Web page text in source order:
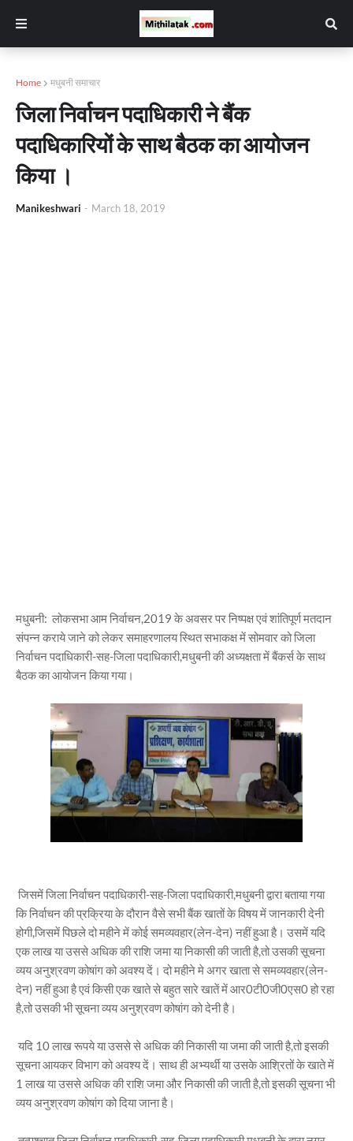
Home मधुबनी समाचार
जिला निर्वाचन पदाधिकारी ने बैंक
पदाधिकारियों के साथ बैठक का आयोजन
किया ।
Manikeshwari - March 18, 2019
मधुबनी: लोकसभा आम निर्वाचन,2019 के अवसर पर निष्पक्ष एवं शांतिपूर्ण मतदान
संपन्न कराये जाने को लेकर समाहरणालय स्थित सभाकक्ष में सोमवार को जिला
निर्वाचन पदाधिकारी-सह-जिला पदाधिकारी,मधुबनी की अध्यक्षता में बैंकर्स के साथ
बैठक का आयोजन किया गया।
जिसमें जिला निर्वाचन पदाधिकारी-सह-जिला पदाधिकारी,मधुबनी द्वारा बताया गया
कि निर्वाचन की प्रक्रिया के दौरान वैसे सभी बैंक खातों के विषय में जानकारी देनी
होगी,जिसमें पिछले दो महीने में कोई समव्यवहार(लेन-देन) नहीं हुआ है। उसमें यदि
एक लाख या उससे अधिक की राशि जमा या निकासी की जाती है,तो उसकी सूचना
व्यय अनुश्रवण कोषांग को अवश्य दें। दो महीने मे अगर खाता से समव्यवहार(लेन-
देन) नहीं हुआ है एवं किसी एक खाते से बहुत सारे खातें में आर0टी0जी0एस0 हो रहा
है,तो उसकी भी सूचना व्यय अनुश्रवण कोषांग को देनी है।
यदि 10 लाख रूपये या उससे से अधिक की निकासी या जमा की जाती है,तो इसकी
सूचना आयकर विभाग को अवश्य दें। साथ ही अभ्यर्थी या उसके आश्रितों के खाते में
1 लाख या उससे अधिक की राशि जमा और निकासी की जाती है,तो इसकी सूचना भी
व्यय अनुश्रवण कोषांग को दिया जाना है।